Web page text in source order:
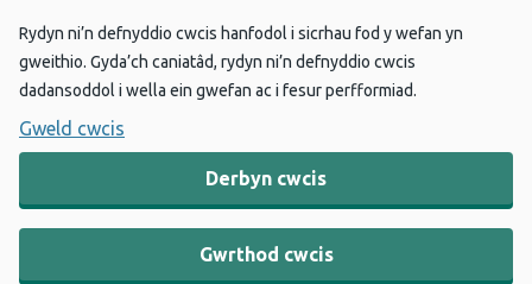
Rydyn ni’n defnyddio cwcis hanfodol i sicrhau fod y wefan yn
gweithio. Gyda’ch caniatâd, rydyn ni’n defnyddio cwcis
dadansoddol i wella ein gwefan ac i fesur perfformiad.
Gweld cwcis
Derbyn cwcis
Gwrthod cwcis